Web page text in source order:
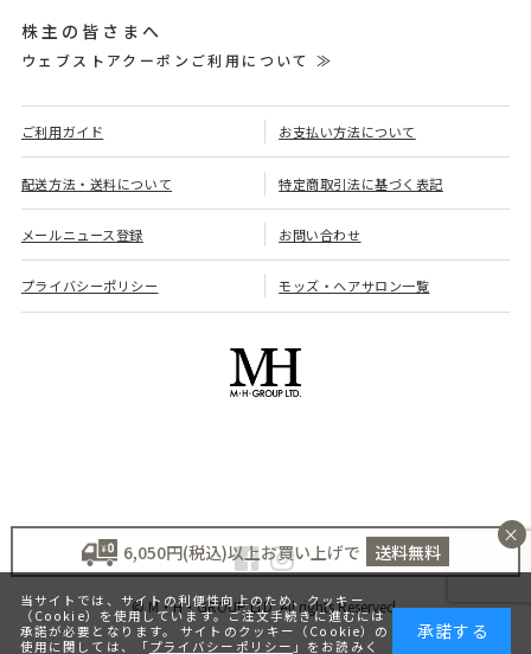
6,050円(税込)以上お買い上げで 送料無料
×
株主の皆さまへ
ウェブストアクーポンご利用について ≫
ご利用ガイド お支払い方法について
配送方法・送料について 特定商取引法に基づく表記
メールニュース登録 お問い合わせ
プライバシーポリシー モッズ・ヘアサロン一覧
© M・H・GROUP LTD. All rights Reserved.
当サイトでは、サイトの利便性向上のため、クッキー
（Cookie）を使用しています。ご注文手続きに進むには
承諾が必要となります。 サイトのクッキー（Cookie）の
使用に関しては、「プライバシーポリシー 」をお読みく
承諾する